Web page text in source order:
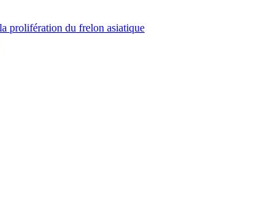
prolifération du frelon asiatique